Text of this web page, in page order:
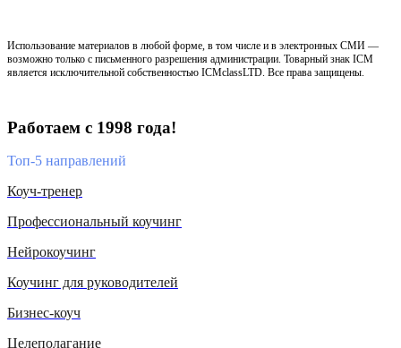
Использование материалов в любой форме, в том числе и в электронных СМИ —
возможно только с письменного разрешения администрации. Товарный знак ICM
является исключительной собственностью ICMclassLTD. Все права защищены.
Работаем с 1998 года!
Топ-5 направлений
Коуч-тренер
Профессиональный коучинг
Нейрокоучинг
Коучинг для руководителей
Бизнес-коуч
Целеполагание